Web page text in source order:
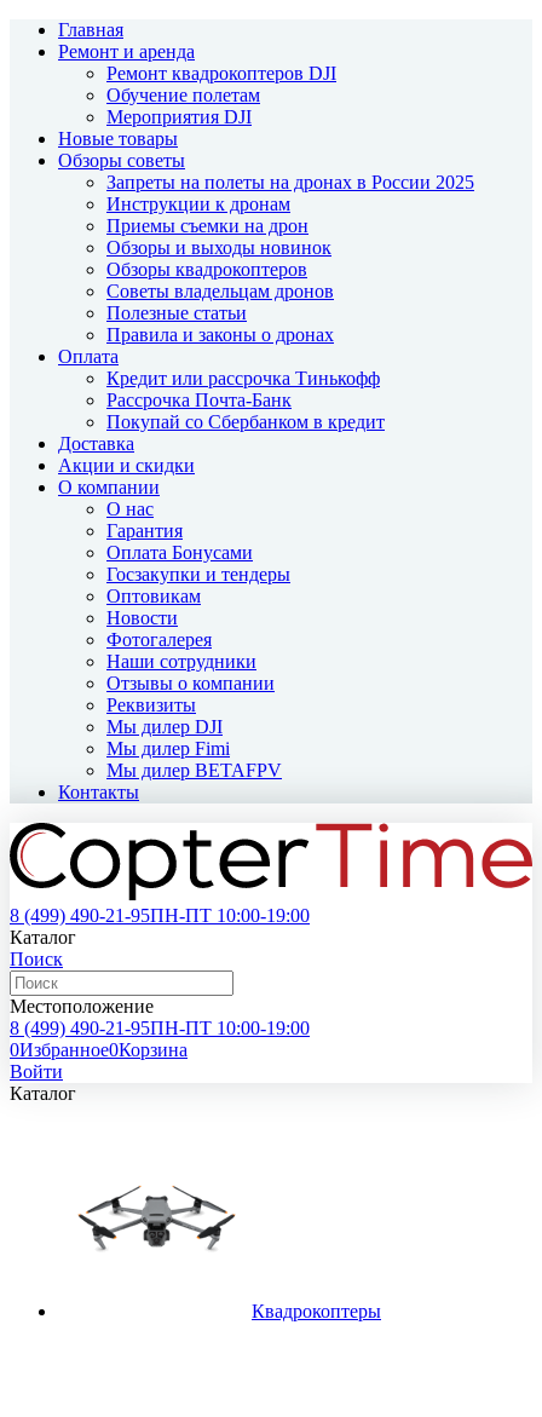
Главная
Ремонт и аренда
Ремонт квадрокоптеров DJI
Обучение полетам
Мероприятия DJI
Новые товары
Обзоры советы
Запреты на полеты на дронах в России 2025
Инструкции к дронам
Приемы съемки на дрон
Обзоры и выходы новинок
Обзоры квадрокоптеров
Советы владельцам дронов
Полезные статьи
Правила и законы о дронах
Оплата
Кредит или рассрочка Тинькофф
Рассрочка Почта-Банк
Покупай со Сбербанком в кредит
Доставка
Акции и скидки
О компании
О нас
Гарантия
Оплата Бонусами
Госзакупки и тендеры
Оптовикам
Новости
Фотогалерея
Наши сотрудники
Отзывы о компании
Реквизиты
Мы дилер DJI
Мы дилер Fimi
Мы дилер BETAFPV
Контакты
8 (499) 490-21-95ПН-ПТ 10:00-19:00
Каталог
Поиск
Местоположение
8 (499) 490-21-95ПН-ПТ 10:00-19:00
0Избранное0Корзина
Войти
Каталог
Квадрокоптеры